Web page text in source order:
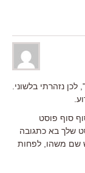
נזהרתי בלשוני.
סוף פוסט
שלך בא כתגובה
שם משהו, לפחות